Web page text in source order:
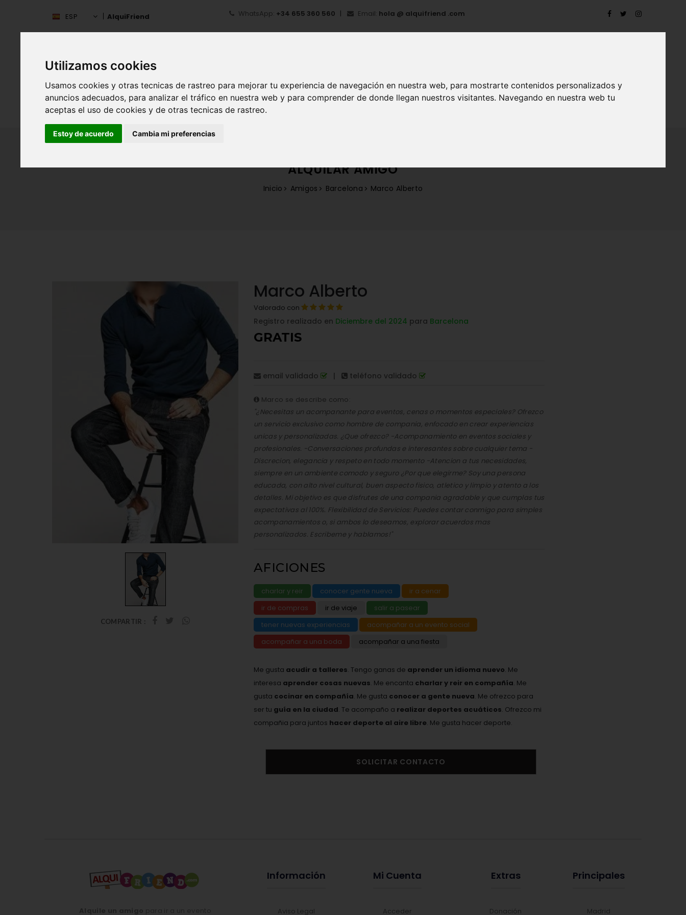
Utilizamos cookies
Usamos cookies y otras tecnicas de rastreo para mejorar tu experiencia de navegación en nuestra web, para mostrarte contenidos personalizados y
anuncios adecuados, para analizar el tráfico en nuestra web y para comprender de donde llegan nuestros visitantes. Navegando en nuestra web tu
aceptas el uso de cookies y de otras tecnicas de rastreo.
Estoy de acuerdo Cambia mi preferencias
ESP AlquiFriend WhatsApp: +34 655 360 560 Email: hola @ alquifriend .com
ESPAÑA INICIO ¿QUÉ ES ALQUIFRIEND?
ALQUILAR AMIGO
Inicio Amigos Barcelona Marco Alberto
COMPARTIR :
Marco Alberto
Valorado con
Registro realizado en Diciembre del 2024 para Barcelona
GRATIS
email validado | teléfono validado
Marco se describe como:
"¿Necesitas un acompanante para eventos, cenas o momentos especiales? Ofrezco
un servicio exclusivo como hombre de compania, enfocado en crear experiencias
unicas y personalizadas. ¿Que ofrezco? -Acompanamiento en eventos sociales y
profesionales. -Conversaciones profundas e interesantes sobre cualquier tema -
Discrecion, elegancia y respeto en todo momento -Atencion a tus necesidades,
siempre en un ambiente comodo y seguro ¿Por que elegirme? Soy una persona
educada, con alto nivel cultural, buen aspecto fisico, atletico y limpio y atento a los
detalles. Mi objetivo es que disfrutes de una compania agradable y que cumplas tus
expectativas al 100%. Flexibilidad de Servicios: Puedes contar conmigo para simples
acompanamientos o, si ambos lo deseamos, explorar acuerdos mas
personalizados. Escribeme y hablamos!"
AFICIONES
charlar y reir conocer gente nueva
ir a cenar
ir de compras
ir de viaje
salir a pasear
tener nuevas experiencias
acompañar a un evento social
acompañar a una boda
acompañar a una fiesta
Me gusta acudir a talleres. Tengo ganas de aprender un idioma nuevo. Me
interesa aprender cosas nuevas. Me encanta charlar y reir en compañía. Me
gusta cocinar en compañía. Me gusta conocer a gente nueva. Me ofrezco para
ser tu guía en la ciudad. Te acompaño a realizar deportes acuáticos. Ofrezco mi
compañia para juntos hacer deporte al aire libre. Me gusta hacer deporte.
SOLICITAR CONTACTO
Información
Aviso Legal
Mi Cuenta
Acceder
Extras
Donación
Principales
Madrid